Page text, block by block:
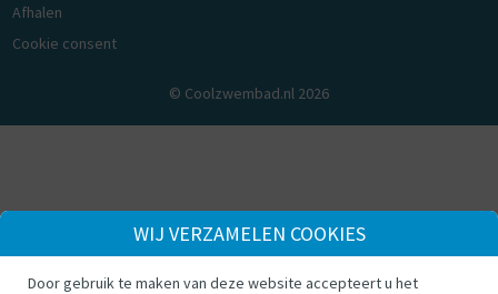
Afhalen
Cookie consent
© Coolzwembad.nl 2026
WIJ VERZAMELEN COOKIES
Door gebruik te maken van deze website accepteert u het